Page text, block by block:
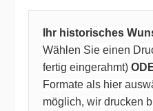
Ihr historisches
Wählen Sie einen
fertig eingerahmt)
Formate als hier
möglich, wir drucken